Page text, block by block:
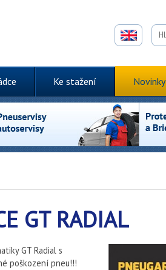
Ke stažení Novinky
GT RADIAL
GT Radial s
poškození pneu!!!